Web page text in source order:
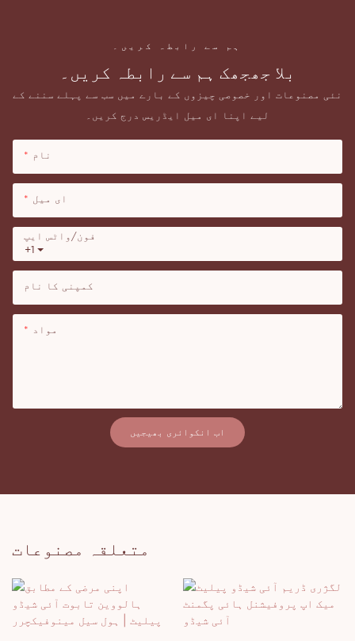
ہم سے رابطہ کریں۔
بلا جھجھک ہم سے رابطہ کریں۔
نئی مصنوعات اور خصوصی چیزوں کے بارے میں سب سے پہلے سننے کے
لیے اپنا ای میل ایڈریس درج کریں۔
نام
ای میل
+1
فون/واٹس ایپ
کمپنی کا نام
مواد
اب انکوائری بھیجیں
متعلقہ مصنوعات